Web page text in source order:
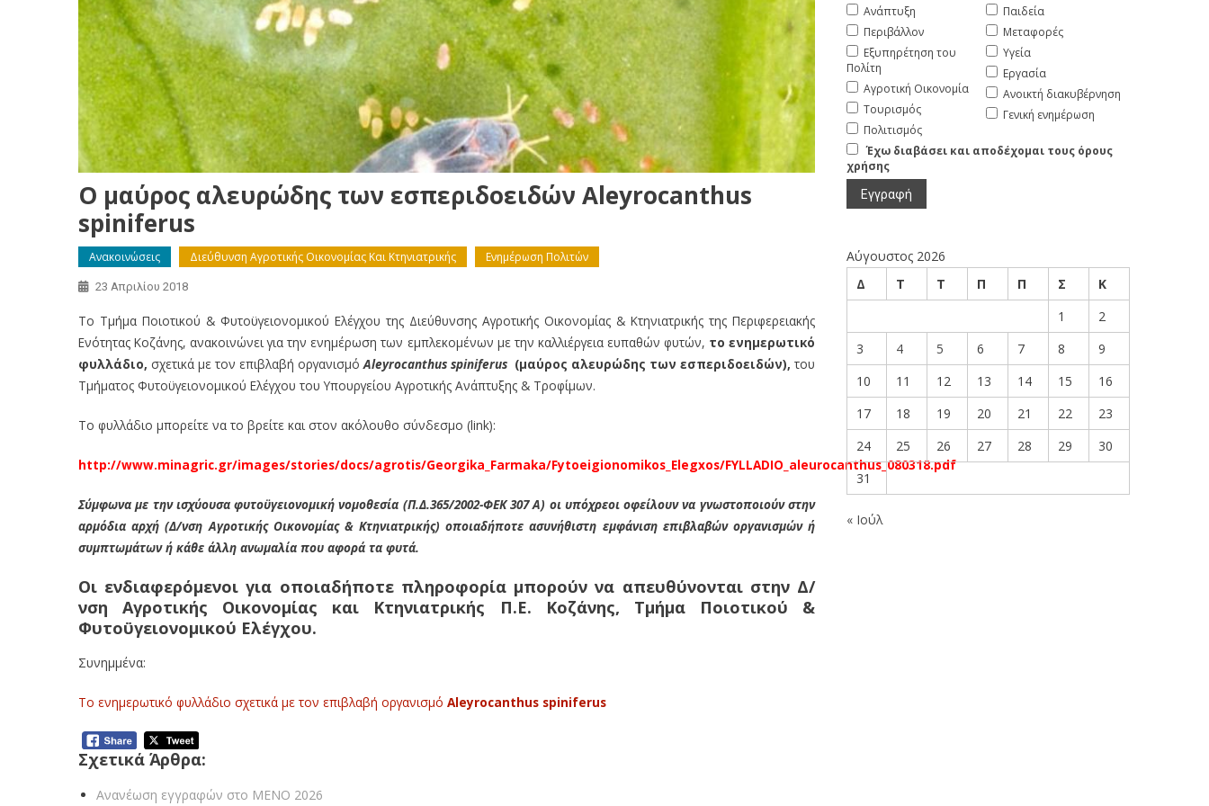
Ο μαύρος αλευρώδης των εσπεριδοειδών Aleyrocanthus
spiniferus
Ανακοινώσεις Διεύθυνση Αγροτικής Οικονομίας Και Κτηνιατρικής Ενημέρωση Πολιτών
23 Απριλίου 2018
Το Τμήμα Ποιοτικού & Φυτοϋγειονομικού Ελέγχου της Διεύθυνσης Αγροτικής Οικονομίας & Κτηνιατρικής της Περιφερειακής
Ενότητας Κοζάνης, ανακοινώνει για την ενημέρωση των εμπλεκομένων με την καλλιέργεια ευπαθών φυτών, το ενημερωτικό
φυλλάδιο, σχετικά με τον επιβλαβή οργανισμό Aleyrocanthus spiniferus (μαύρος αλευρώδης των εσπεριδοειδών), του
Τμήματος Φυτοϋγειονομικού Ελέγχου του Υπουργείου Αγροτικής Ανάπτυξης & Τροφίμων.
Το φυλλάδιο μπορείτε να το βρείτε και στον ακόλουθο σύνδεσμο (link):
http://www.minagric.gr/images/stories/docs/agrotis/Georgika_Farmaka/Fytoeigionomikos_Elegxos/FYLLADIO_aleurocanthus_080318.pdf
Σύμφωνα με την ισχύουσα φυτοϋγειονομική νομοθεσία (Π.Δ.365/2002-ΦΕΚ 307 Α) οι υπόχρεοι οφείλουν να γνωστοποιούν στην
αρμόδια αρχή (Δ/νση Αγροτικής Οικονομίας & Κτηνιατρικής) οποιαδήποτε ασυνήθιστη εμφάνιση επιβλαβών οργανισμών ή
συμπτωμάτων ή κάθε άλλη ανωμαλία που αφορά τα φυτά.
Οι ενδιαφερόμενοι για οποιαδήποτε πληροφορία μπορούν να απευθύνονται στην Δ/
νση Αγροτικής Οικονομίας και Κτηνιατρικής Π.Ε. Κοζάνης, Τμήμα Ποιοτικού &
Φυτοϋγειονομικού Ελέγχου.
Συνημμένα:
Το ενημερωτικό φυλλάδιο σχετικά με τον επιβλαβή οργανισμό Aleyrocanthus spiniferus
Σχετικά Άρθρα:
Ανανέωση εγγραφών στο ΜΕΝΟ 2026
Ανάπτυξη
Περιβάλλον
Εξυπηρέτηση του
Πολίτη
Αγροτική Οικονομία
Τουρισμός
Πολιτισμός
Παιδεία
Μεταφορές
Υγεία
Εργασία
Ανοικτή διακυβέρνηση
Γενική ενημέρωση
Έχω διαβάσει και αποδέχομαι τους όρους
χρήσης
Αύγουστος 2026
Δ
Τ Τ Π Π Σ
Κ
1
2
3
4 5 6 7 8
9
10
11 12 13 14 15
16
17
18 19 20 21 22
23
24
25 26 27 28 29
30
31
« Ιούλ